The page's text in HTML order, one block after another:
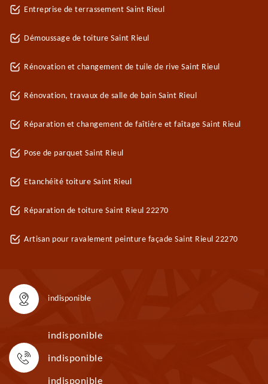
Entreprise de terrassement Saint Rieul
Démoussage de toiture Saint Rieul
Rénovation et changement de tuile de rive Saint Rieul
Rénovation, travaux de salle de bain Saint Rieul
Réparation et changement de faîtière et faîtage Saint Rieul
Pose de parquet Saint Rieul
Etanchéité toiture Saint Rieul
Réparation de toiture Saint Rieul 22270
Artisan pour ravalement peinture façade Saint Rieul 22270
indisponible
indisponible
indisponible
indisponible